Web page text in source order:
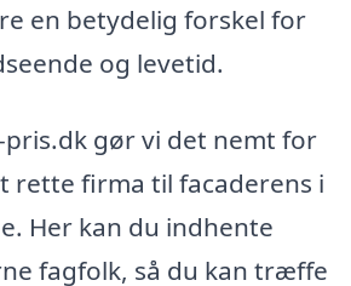
en betydelig forskel for
og levetid.
pris.dk gør vi det nemt for
rette firma til facaderens i
Her kan du indhente
fagfolk, så du kan træffe